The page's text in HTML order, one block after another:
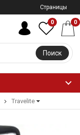
Страницы
Поиск
0 0
Travelite